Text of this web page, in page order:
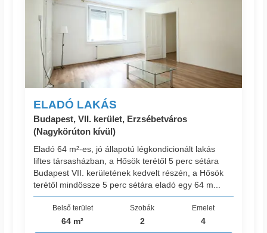
ELADÓ LAKÁS
Budapest, VII. kerület, Erzsébetváros
(Nagykörúton kívül)
Eladó 64 m²-es, jó állapotú légkondicionált lakás
liftes társasházban, a Hősök terétől 5 perc sétára
Budapest VII. kerületének kedvelt részén, a Hősök
terétől mindössze 5 perc sétára eladó egy 64 m...
Belső terület
64 m²
Szobák
2
Emelet
4